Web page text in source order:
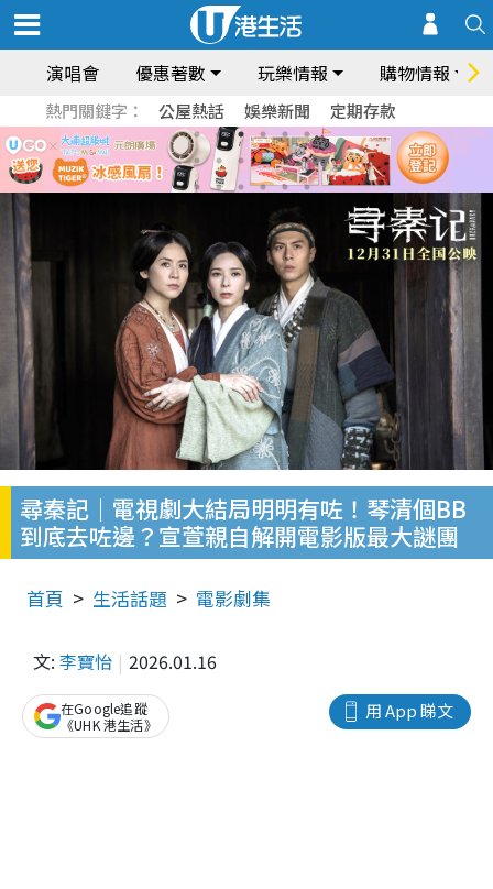
演唱會 優惠著數 玩樂情報 購物情報
熱門關鍵字： 公屋熱話 娛樂新聞 定期存款
尋秦記｜電視劇大結局明明有咗！琴清個BB
到底去咗邊？宣萱親自解開電影版最大謎團
首頁 生活話題 電影劇集
文: 李寶怡 2026.01.16
用 App 睇文
在Google追蹤
《UHK 港生活》